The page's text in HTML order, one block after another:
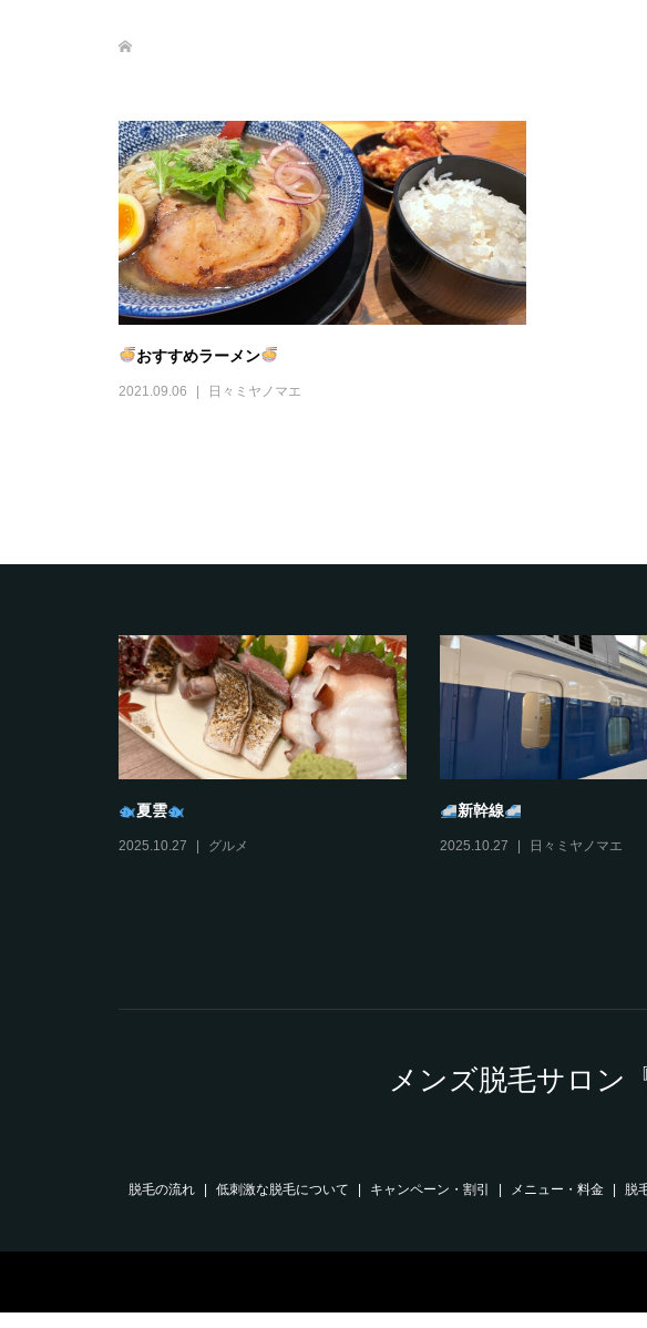
おすすめラーメン
2021.09.06 日々ミヤノマエ
夏雲
2025.10.27 グルメ
新幹線
2025.10.27 日々ミヤノマエ
メンズ脱毛サロン
脱毛の流れ 低刺激な脱毛について キャンペーン・割引 メニュー・料金 脱